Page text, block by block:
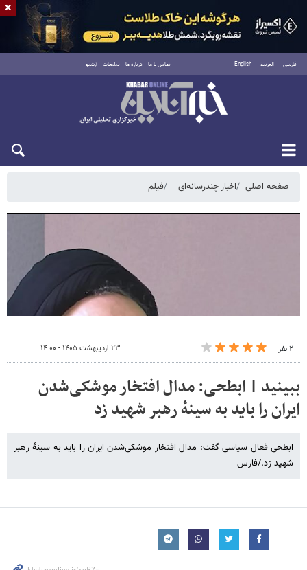
فارسی العربية English تماس با ما درباره ما تبلیغات آرشیو
شنبه ۱۷ مرداد ۱۴۰۵
صفحه اصلی اخبار چندرسانه‌ای فیلم
۲ نفر ۲۳ اردیبهشت ۱۴۰۵ - ۱۴:۰۰
ببینید | ابطحی: مدال افتخار موشکی‌شدن
ایران را باید به سینهٔ رهبر شهید زد
ابطحی فعال سیاسی گفت: مدال افتخار موشکی‌شدن ایران را باید به سینهٔ رهبر
شهید زد./فارس
×